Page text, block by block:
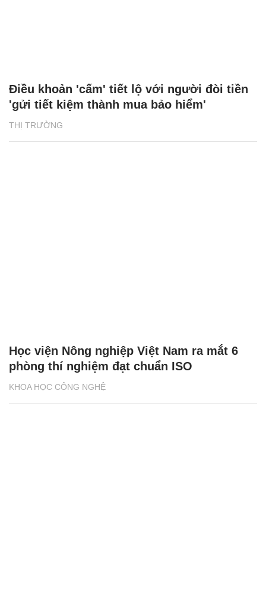
THỊ TRƯỜNG
Điều khoản 'cấm' tiết lộ với người đòi tiền
'gửi tiết kiệm thành mua bảo hiểm'
KHOA HỌC CÔNG NGHỆ
Học viện Nông nghiệp Việt Nam ra mắt 6
phòng thí nghiệm đạt chuẩn ISO